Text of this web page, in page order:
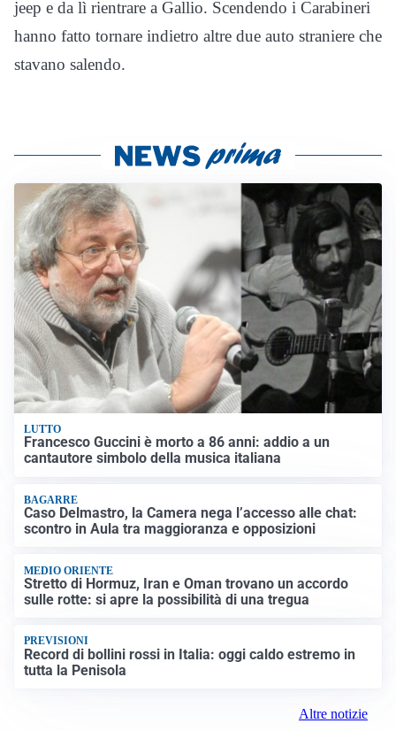
jeep e da lì rientrare a Gallio. Scendendo i Carabineri
hanno fatto tornare indietro altre due auto straniere che
stavano salendo.
LUTTO
Francesco Guccini è morto a 86 anni: addio a un
cantautore simbolo della musica italiana
BAGARRE
Caso Delmastro, la Camera nega l’accesso alle chat:
scontro in Aula tra maggioranza e opposizioni
MEDIO ORIENTE
Stretto di Hormuz, Iran e Oman trovano un accordo
sulle rotte: si apre la possibilità di una tregua
PREVISIONI
Record di bollini rossi in Italia: oggi caldo estremo in
tutta la Penisola
Altre notizie